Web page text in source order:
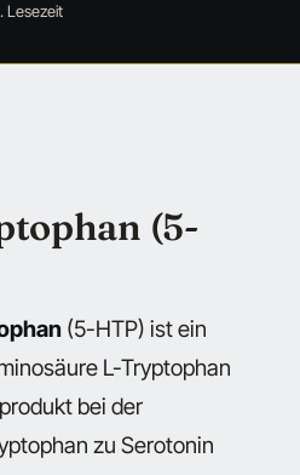
Lesezeit
(5-
(5-HTP) ist ein
L-Tryptophan
bei der
zu Serotonin